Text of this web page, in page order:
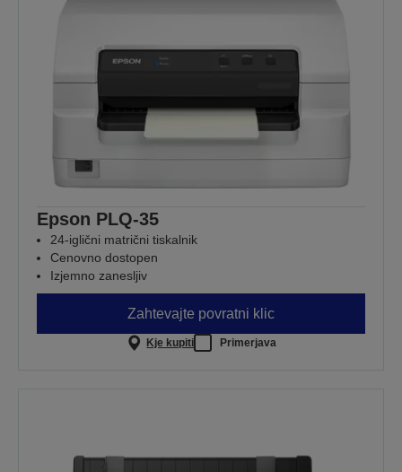
Epson PLQ-35
24-iglični matrični tiskalnik
Cenovno dostopen
Izjemno zanesljiv
Zahtevajte povratni klic
Kje kupiti Primerjava